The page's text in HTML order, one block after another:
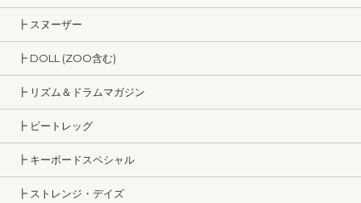
┣ スヌーザー
┣ DOLL (ZOO含む)
┣ リズム＆ドラムマガジン
┣ ビートレッグ
┣ キーボードスペシャル
┣ ストレンジ・デイズ